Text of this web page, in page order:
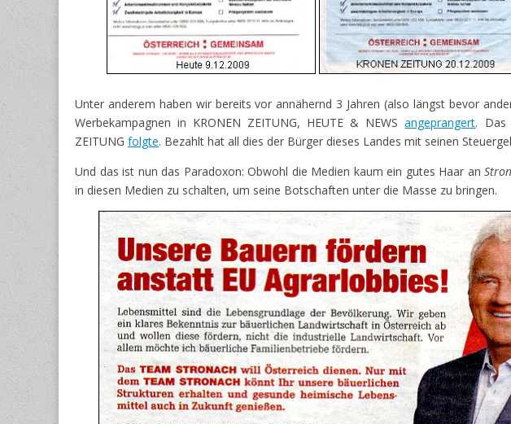
Unter anderem haben wir bereits vor annähernd 3 Jahren (also längst bevor
Werbekampagnen in KRONEN ZEITUNG, HEUTE & NEWSangeprangert. Das
ZEITUNG folgte. Bezahlt hat all dies der Bürger dieses Landes mit seinen
Und das ist nun das Paradoxon: Obwohl die Medien kaum ein gutes Haar an
in diesen Medien zu schalten, um seine Botschaften unter die Masse zu bringen.